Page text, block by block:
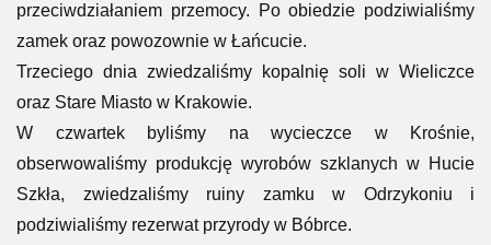
przeciwdziałaniem przemocy. Po obiedzie podziwialiśmy
zamek oraz powozownie w Łańcucie.
Trzeciego dnia zwiedzaliśmy kopalnię soli w Wieliczce
oraz Stare Miasto w Krakowie.
W czwartek byliśmy na wycieczce w Krośnie,
obserwowaliśmy produkcję wyrobów szklanych w Hucie
Szkła, zwiedzaliśmy ruiny zamku w Odrzykoniu i
podziwialiśmy rezerwat przyrody w Bóbrce.